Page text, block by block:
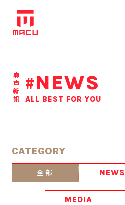
麻古新訊 #NEWS
ALL BEST FOR YOU
CATEGORY
全部 NEWS
MEDIA